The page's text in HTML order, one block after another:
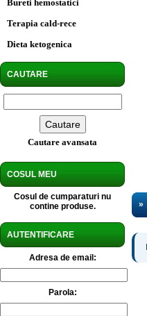
Bureti hemostatici
Terapia cald-rece
Dieta ketogenica
CAUTARE
Cautare avansata
COSUL MEU
Cosul de cumparaturi nu
contine produse.
AUTENTIFICARE
Adresa de email:
Parola:
»